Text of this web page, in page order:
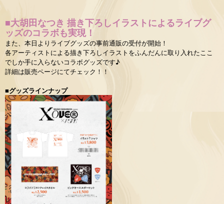
■大胡田なつき 描き下ろしイラストによるライブグ
ッズのコラボも実現！
また、本日よりライブグッズの事前通販の受付が開始！
各アーティストによる描き下ろしイラストをふんだんに取り入れたここ
でしか手に入らないコラボグッズです♪
詳細は販売ページにてチェック！！
■グッズラインナップ